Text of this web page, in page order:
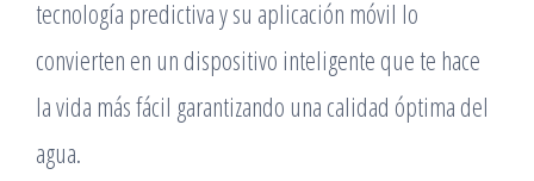
tecnología predictiva y su aplicación móvil lo
convierten en un dispositivo inteligente que te hace
la vida más fácil garantizando una calidad óptima del
agua.